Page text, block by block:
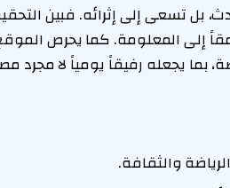
بل تسعى إلى إثرائه. فبين
عمقاً إلى المعلومة. كما يحرص
يجعله رفيقاً يومياً لا مجرد
والثقافة.